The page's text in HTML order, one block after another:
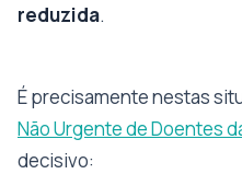
reduzida.
É precisamente nestas
Não Urgente de Doentes
decisivo: